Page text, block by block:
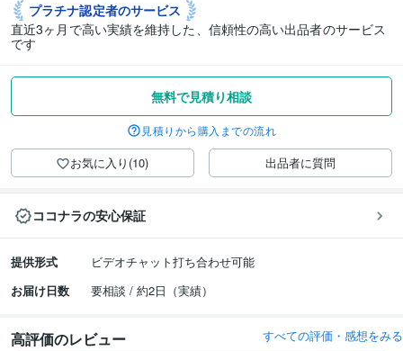
プラチナ認定者のサービス
直近3ヶ月で高い実績を維持した、信頼性の高い出品者のサービス
です
無料で見積り相談
見積りから購入までの流れ
お気に入り(10) 出品者に質問
ココナラの安心保証
提供形式
ビデオチャット打ち合わせ可能
お届け日数
要相談 / 約2日（実績）
高評価のレビュー すべての評価・感想をみる